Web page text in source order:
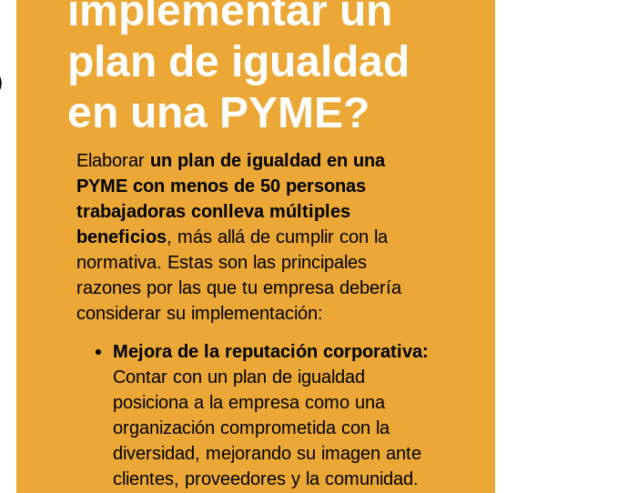
implementar un
plan de igualdad
en una PYME?
Elaborar un plan de igualdad en una
PYME con menos de 50 personas
trabajadoras conlleva múltiples
beneficios, más allá de cumplir con la
normativa. Estas son las principales
razones por las que tu empresa debería
considerar su implementación:
Mejora de la reputación corporativa:
Contar con un plan de igualdad
posiciona a la empresa como una
organización comprometida con la
diversidad, mejorando su imagen ante
clientes, proveedores y la comunidad.